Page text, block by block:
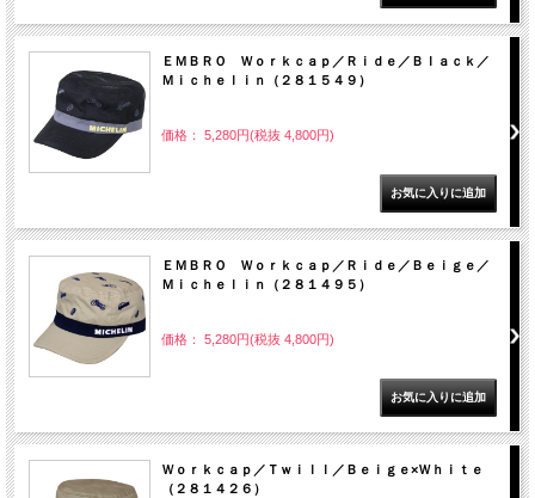
ＥＭＢＲＯ Ｗｏｒｋｃａｐ／Ｒｉｄｅ／Ｂｌａｃｋ／
Ｍｉｃｈｅｌｉｎ（２８１５４９）
価格： 5,280円(税抜 4,800円)
ＥＭＢＲＯ Ｗｏｒｋｃａｐ／Ｒｉｄｅ／Ｂｅｉｇｅ／
Ｍｉｃｈｅｌｉｎ（２８１４９５）
価格： 5,280円(税抜 4,800円)
Ｗｏｒｋｃａｐ／Ｔｗｉｌｌ／Ｂｅｉｇｅ×Ｗｈｉｔｅ
（２８１４２６）